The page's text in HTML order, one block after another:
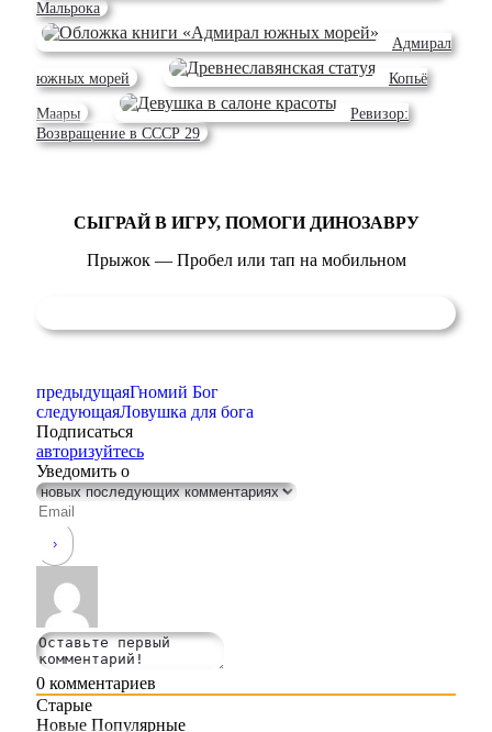
Мальрока
Адмирал
южных морей Копьё
Маары
Ревизор:
Возвращение в СССР 29
СЫГРАЙ В ИГРУ, ПОМОГИ ДИНОЗАВРУ
Прыжок — Пробел или тап на мобильном
предыдущаяГномий Бог
следующаяЛовушка для бога
Подписаться
авторизуйтесь
Уведомить о
0 комментариев
Старые
Новые Популярные